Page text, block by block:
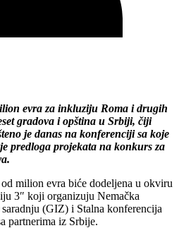
evra za inkluziju Roma i drugih
gradova i opština u Srbiji, čiji
je danas na konferenciji sa koje
predloga projekata na konkurs za
milion evra biće dodeljena u okviru
3″ koji organizuju Nemačka
(GIZ) i Stalna konferencija
partnerima iz Srbije.